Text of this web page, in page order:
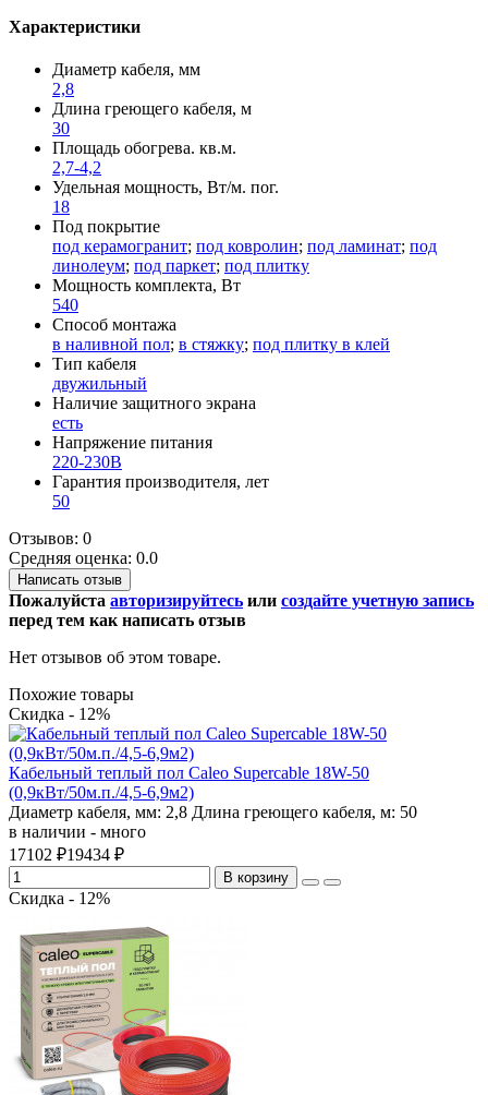
Характеристики
Диаметр кабеля, мм
2,8
Длина греющего кабеля, м
30
Площадь обогрева. кв.м.
2,7-4,2
Удельная мощность, Вт/м. пог.
18
Под покрытие
под керамогранит; под ковролин; под ламинат; под
линолеум; под паркет; под плитку
Мощность комплекта, Вт
540
Способ монтажа
в наливной пол; в стяжку; под плитку в клей
Тип кабеля
двужильный
Наличие защитного экрана
есть
Напряжение питания
220-230В
Гарантия производителя, лет
50
Отзывов: 0
Средняя оценка: 0.0
Написать отзыв
Пожалуйста авторизируйтесь или создайте учетную запись
перед тем как написать отзыв
Нет отзывов об этом товаре.
Похожие товары
Скидка - 12%
Кабельный теплый пол Caleo Supercable 18W-50
(0,9кВт/50м.п./4,5-6,9м2)
Диаметр кабеля, мм: 2,8 Длина греющего кабеля, м: 50
в наличии - много
17102 ₽19434 ₽
В корзину
Скидка - 12%